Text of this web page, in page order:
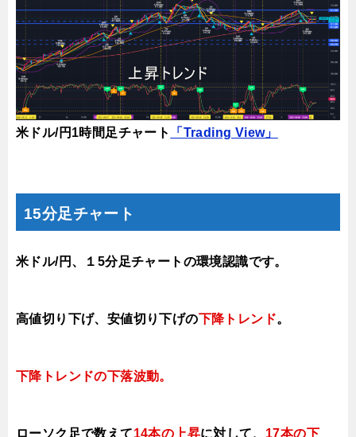
米ドル/円1時間足チャート 「Trading View」
15分足チャート
米ドル/円、１5分足チャートの環境認識です。
高値切り下げ、安値切り下げの 下降トレンド。
下降トレンドの下落波動。
ローソク足で数えて14本の上昇に対して、 17本の下